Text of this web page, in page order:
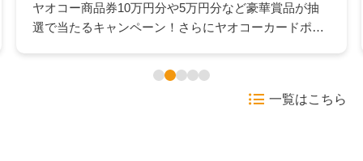
ヤオコー商品券10万円分や5万円分など豪華賞品が抽
選で当たるキャンペーン！さらにヤオコーカードポイ
一覧はこちら